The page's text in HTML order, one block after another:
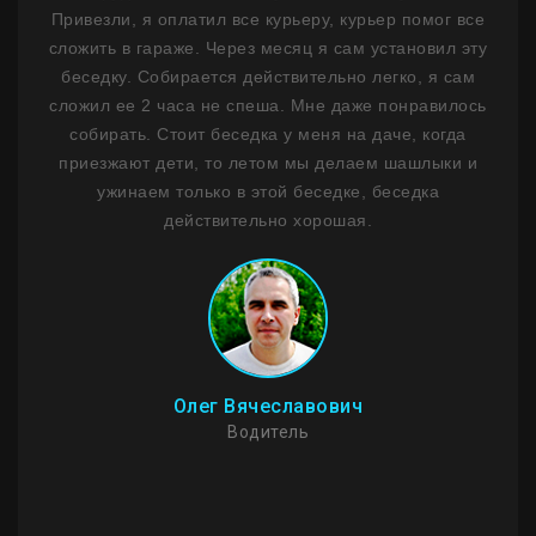
Привезли, я оплатил все курьеру, курьер помог все
сложить в гараже. Через месяц я сам установил эту
беседку. Собирается действительно легко, я сам
сложил ее 2 часа не спеша. Мне даже понравилось
собирать. Стоит беседка у меня на даче, когда
приезжают дети, то летом мы делаем шашлыки и
ужинаем только в этой беседке, беседка
действительно хорошая.
Олег Вячеславович
Водитель